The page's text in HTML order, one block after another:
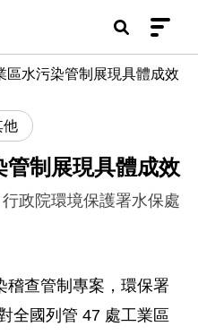
區水污染管制展現具體成效
他
制展現具體成效
行政院環境保護署水保處
結
頁
稽查管制專案，環保署
全國列管 47 處工業區